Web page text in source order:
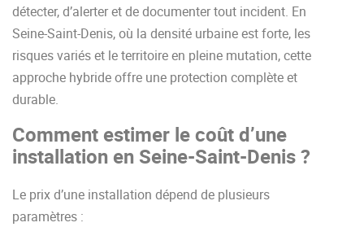
détecter, d’alerter et de documenter tout incident. En
Seine-Saint-Denis, où la densité urbaine est forte, les
risques variés et le territoire en pleine mutation, cette
approche hybride offre une protection complète et
durable.
Comment estimer le coût d’une
installation en Seine-Saint-Denis ?
Le prix d’une installation dépend de plusieurs
paramètres :